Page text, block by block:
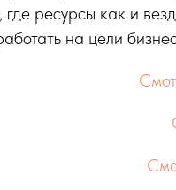
ресурсы как и
на цели